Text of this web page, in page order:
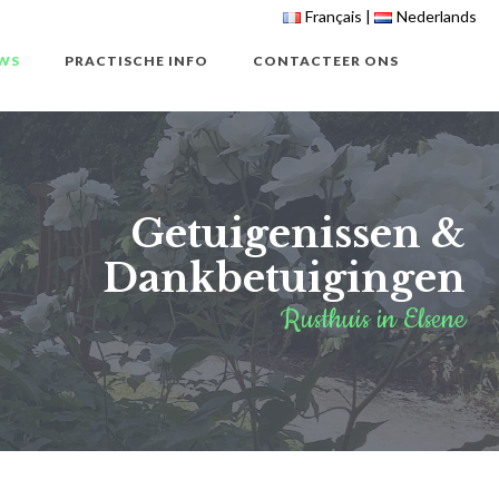
Français Nederlands
PRACTISCHE INFO CONTACTEER ONS
Getuigenissen &
Dankbetuigingen
Rusthuis in Elsene